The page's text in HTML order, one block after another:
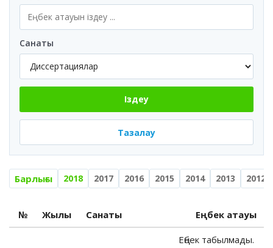
Санаты
Іздеу
Тазалау
Барлығы 2018 2017 2016 2015 2014 2013 2012
№ Жылы Санаты Еңбек атауы
Еңбек табылмады.